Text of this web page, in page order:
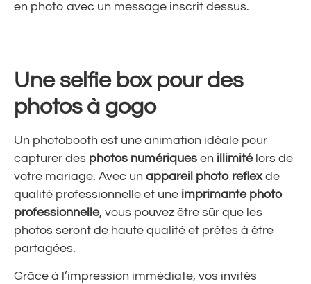
en photo avec un message inscrit dessus.
Une selfie box pour des
photos à gogo
Un photobooth est une animation idéale pour
capturer des photos numériques en illimitélors de
votre mariage. Avec un appareil photo reflexde
qualité professionnelle et une imprimante photo
professionnelle, vous pouvez être sûr que les
photos seront de haute qualité et prêtes à être
partagées.
Grâce à l’impression immédiate, vos invités